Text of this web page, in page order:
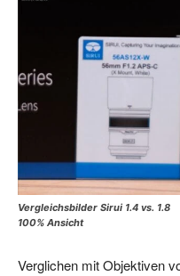
Vergleichsbilder Sirui 1.4 vs. 1.8
100% Ansicht
Verglichen mit Objektiven